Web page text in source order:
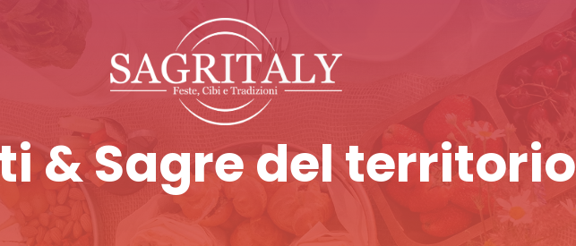
& Sagre del territorio